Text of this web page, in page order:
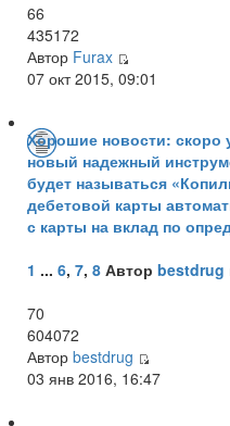
66
435172
Автор Furax
07 окт 2015, 09:01
Хорошие новости: скоро
новый надежный
будет называться
дебетовой карты
с карты на вклад по
1 ... 6, 7, 8 Автор bestdrug
70
604072
Автор bestdrug
03 янв 2016, 16:47